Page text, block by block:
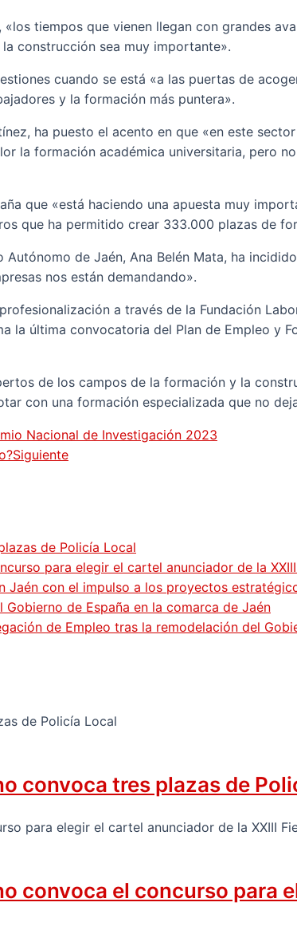
«los tiempos que vienen llegan con grandes
construcción sea muy importante».
cuando se está «a las puertas de
y la formación más puntera».
ha puesto el acento en que «en este
la formación académica universitaria, pero
que «está haciendo una apuesta muy
que ha permitido crear 333.000 plazas de
de Jaén, Ana Belén Mata, ha
nos están demandando».
a través de la Fundación
la última convocatoria del Plan de Empleo y
de los campos de la formación y la
con una formación especializada que no
Nacional de Investigación 2023
Siguiente
de Policía Local
para elegir el cartel anunciador de la
Jaén con el impulso a los proyectos
de España en la comarca de Jaén
de Empleo tras la remodelación del
convoca tres plazas de
convoca el concurso para